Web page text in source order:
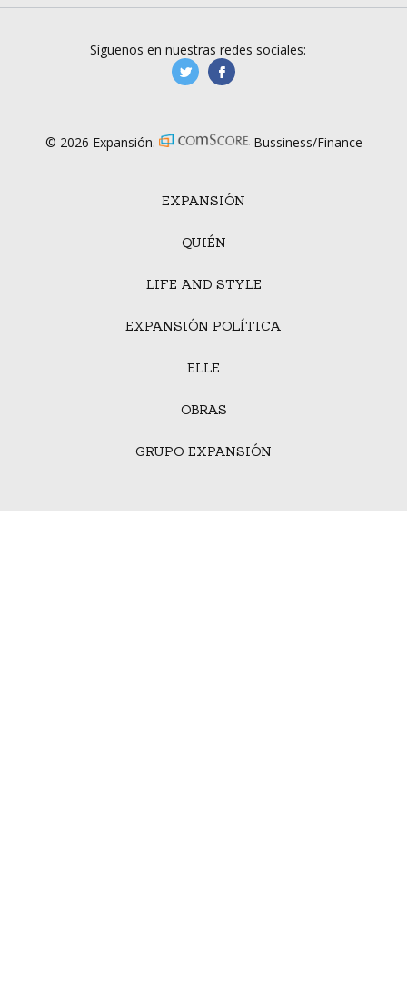
EXPANSIÓN
QUIÉN
LIFE AND STYLE
EXPANSIÓN POLÍTICA
ELLE
OBRAS
GRUPO EXPANSIÓN
Síguenos en nuestras redes sociales:
manufacturaGE
© 2026 Expansión. Bussiness/Finance